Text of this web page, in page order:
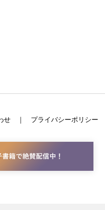
せ プライバシーポリシー